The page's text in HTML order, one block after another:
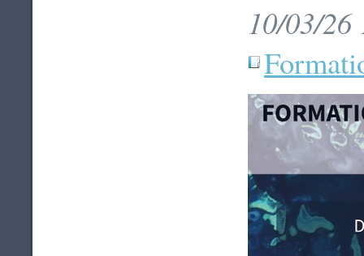
10/03/26